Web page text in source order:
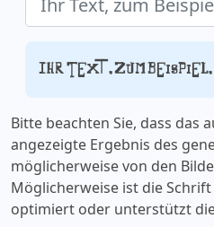
Ihr Text, zum Beispiel,
Bitte beachten Sie, dass das
angezeigte Ergebnis des
möglicherweise von den
Möglicherweise ist die
optimiert oder unterstützt